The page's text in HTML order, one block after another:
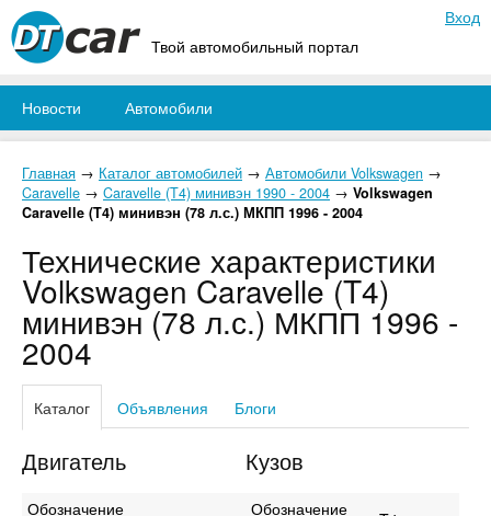
Твой автомобильный портал
Вход
Новости Автомобили
Главная → Каталог автомобилей → Автомобили Volkswagen →
Caravelle → Caravelle (T4) минивэн 1990 - 2004 → Volkswagen
Caravelle (T4) минивэн (78 л.с.) МКПП 1996 - 2004
Технические характеристики
Volkswagen Caravelle (T4)
минивэн (78 л.с.) МКПП 1996 -
2004
Каталог Объявления Блоги
Двигатель
Обозначение
Кузов
Обозначение